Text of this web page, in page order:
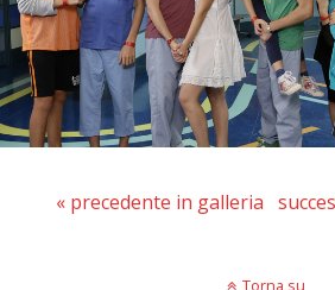
« precedente in galleria
Torna su